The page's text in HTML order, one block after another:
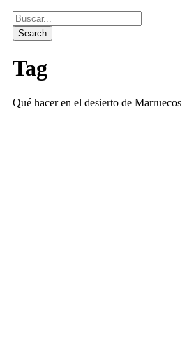
Tag
Qué hacer en el desierto de Marruecos